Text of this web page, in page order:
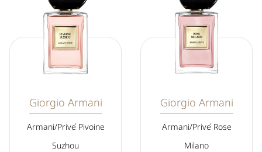
Giorgio Armani
Armani/Privé Pivoine
Suzhou
Giorgio Armani
Armani/Privé Rose
Milano